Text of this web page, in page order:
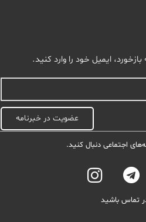
ایمیل خود را وارد کنید.
عضویت در خبرنامه
اجتماعی دنبال کنید.
تماس باشید